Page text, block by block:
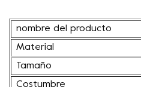
nombre del producto
Material
Tamaño
Costumbre